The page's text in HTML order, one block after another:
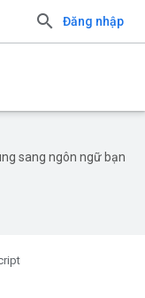
Đăng nhập
sang ngôn ngữ bạn